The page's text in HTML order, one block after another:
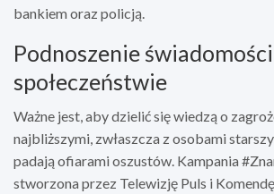
bankiem oraz policją.
Podnoszenie
społeczeństwie
Ważne jest, aby dzielić się wiedzą o
najbliższymi, zwłaszcza z osobami
padają ofiarami oszustów. Kampania
stworzona przez Telewizję Puls i